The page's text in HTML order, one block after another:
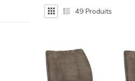
49 Produits